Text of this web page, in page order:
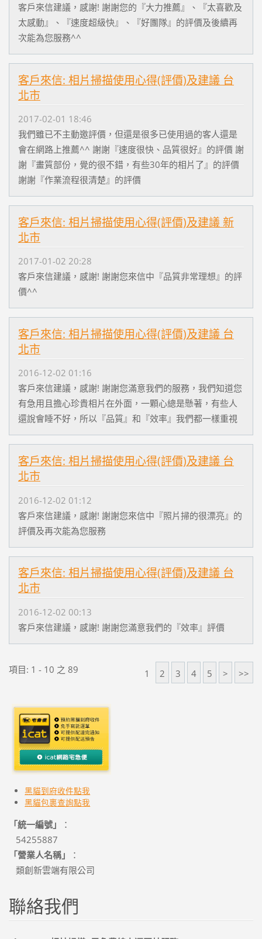
客戶來信建議，感謝! 謝謝您的『大力推薦』、『太喜歡及
太感動』、『速度超級快』、『好團隊』的評價及後續再
次能為您服務^^
客戶來信: 相片掃描使用心得(評價)及建議 台
北市
2017-02-01 18:46
我們雖已不主動邀評價，但還是很多已使用過的客人還是
會在網路上推薦^^ 謝謝『速度很快、品質很好』的評價 謝
謝『畫質部份，覺的很不錯，有些30年的相片了』的評價
謝謝『作業流程很清楚』的評價
客戶來信: 相片掃描使用心得(評價)及建議 新
北市
2017-01-02 20:28
客戶來信建議，感謝! 謝謝您來信中『品質非常理想』的評
價^^
客戶來信: 相片掃描使用心得(評價)及建議 台
北市
2016-12-02 01:16
客戶來信建議，感謝! 謝謝您滿意我們的服務，我們知道您
有急用且擔心珍貴相片在外面，一顆心總是懸著，有些人
還說會睡不好，所以『品質』和『效率』我們都一樣重視
客戶來信: 相片掃描使用心得(評價)及建議 台
北市
2016-12-02 01:12
客戶來信建議，感謝! 謝謝您來信中『照片掃的很漂亮』的
評價及再次能為您服務
客戶來信: 相片掃描使用心得(評價)及建議 台
北市
2016-12-02 00:13
客戶來信建議，感謝! 謝謝您滿意我們的『效率』評價
項目: 1 - 10 之 89 1 2 3 4 5 > >>
黑貓到府收件點我
黑貓包裹查詢點我
「統一編號」
：
54255887
「營業人名稱」
：
類創新雲端有限公司
聯絡我們